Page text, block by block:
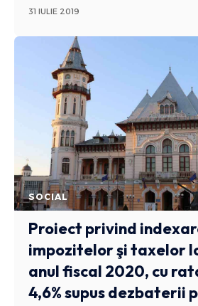
31 IULIE 2019
SOCIAL
Proiect privind
impozitelor şi taxelor
anul fiscal 2020, cu
4,6% supus dezbaterii